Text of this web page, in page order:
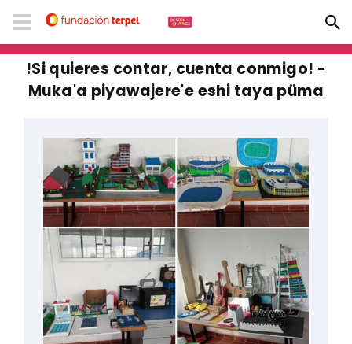
!Si quieres contar, cuenta conmigo! -
Muka'a piyawajere'e eshi taya püma